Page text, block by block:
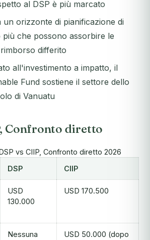
al DSP è più marcato
un orizzonte di pianificazione di
che possono assorbire le
differito
all'investimento a impatto, il
Fund sostiene il settore dello
di Vanuatu
Confronto diretto
vs CIIP, Confronto diretto 2026
DSP CIIP
USD
130.000
USD 170.500
Nessuna
USD 50.000 (dopo